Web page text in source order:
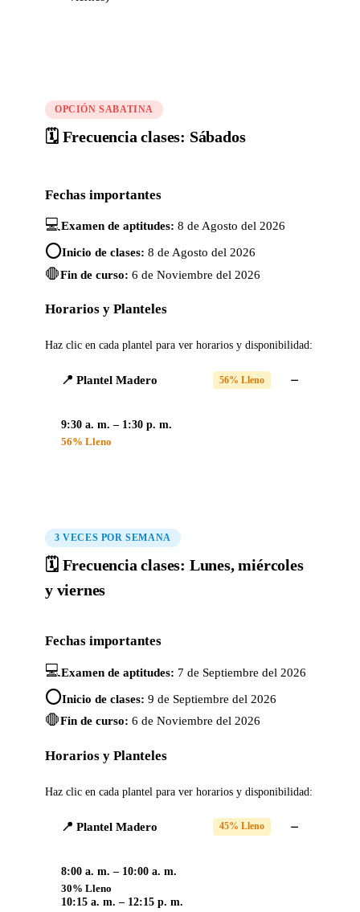
OPCIÓN SABATINA
🗓️ Frecuencia clases: Sábados
Fechas importantes
💻 Examen de aptitudes: 8 de Agosto del 2026
⭕Inicio de clases: 8 de Agosto del 2026
🛑Fin de curso: 6 de Noviembre del 2026
Horarios y Planteles
Haz clic en cada plantel para ver horarios y disponibilidad:
📍 Plantel Madero 56% Lleno
9:30 a. m. – 1:30 p. m.
56% Lleno
3 VECES POR SEMANA
🗓️ Frecuencia clases: Lunes, miércoles
y viernes
Fechas importantes
💻Examen de aptitudes: 7 de Septiembre del 2026
⭕Inicio de clases: 9 de Septiembre del 2026
🛑Fin de curso: 6 de Noviembre del 2026
Horarios y Planteles
Haz clic en cada plantel para ver horarios y disponibilidad:
📍 Plantel Madero 45% Lleno
8:00 a. m. – 10:00 a. m.
30% Lleno
10:15 a. m. – 12:15 p. m.